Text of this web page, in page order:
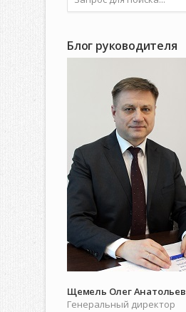
Блог руководителя
Щемель Олег
Генеральный директор